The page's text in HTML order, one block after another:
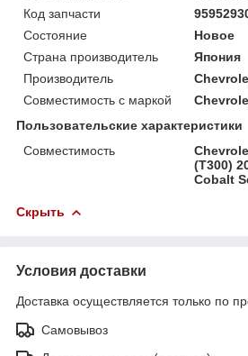
Код запчасти
Состояние
Новое
Страна производитель
Япония
Производитель
Совместимость с маркой
Пользовательские характеристики
Совместимость
(T300)
Cobalt
Скрыть
Условия доставки
Доставка осуществляется только по
Самовывоз